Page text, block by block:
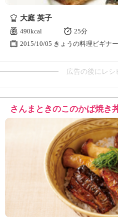
大庭 英子
490kcal
25分
2015/10/05 きょうの料理ビギナ
広告の後にレシ
さんまときのこのかば焼き